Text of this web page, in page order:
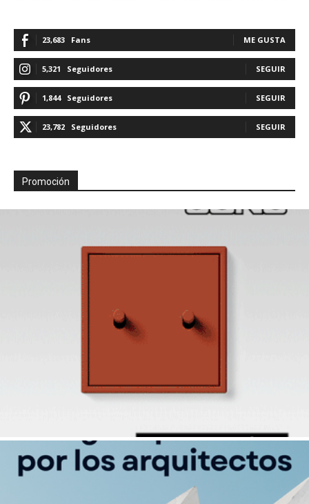
23,683 Fans ME GUSTA
5,321 Seguidores SEGUIR
1,844 Seguidores SEGUIR
23,782 Seguidores SEGUIR
Promoción